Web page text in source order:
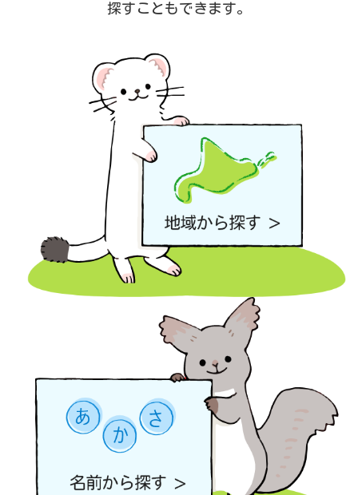
探すこともできます。